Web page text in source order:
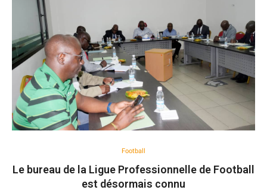
Football
Le bureau de la Ligue Professionnelle de Football
est désormais connu